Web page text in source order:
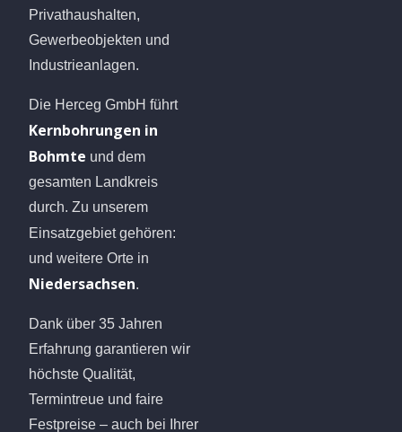
Privathaushalten,
Gewerbeobjekten und
Industrieanlagen.
Die Herceg GmbH führt
Kernbohrungen in
Bohmte und dem
gesamten Landkreis
durch. Zu unserem
Einsatzgebiet gehören:
und weitere Orte in
Niedersachsen.
Dank über 35 Jahren
Erfahrung garantieren wir
höchste Qualität,
Termintreue und faire
Festpreise – auch bei Ihrer